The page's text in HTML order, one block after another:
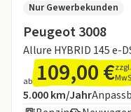
Peugeot 3008
Nur Gewerbekunden
ab 109,00 €zzgl.
Angebotsdetails:
Inklusive Laufleistung
5.000 km/Jahr